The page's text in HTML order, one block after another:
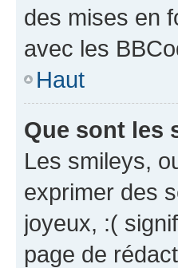
des mises en
avec les
Haut
Que sont les
Les smileys,
exprimer des
joyeux, :(
page de